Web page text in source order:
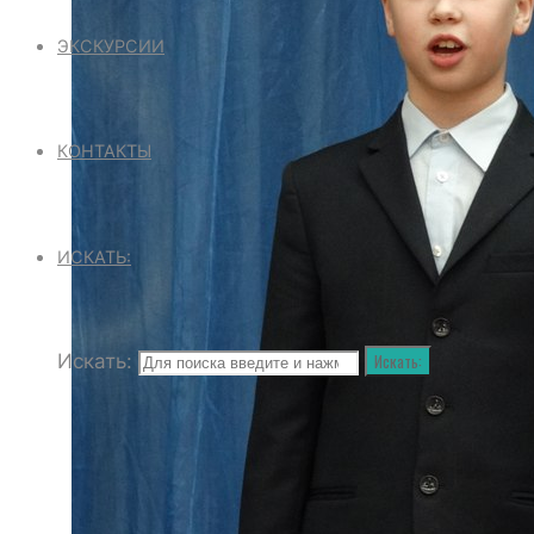
ЭКСКУРСИИ
КОНТАКТЫ
ИСКАТЬ:
Искать: Искать: